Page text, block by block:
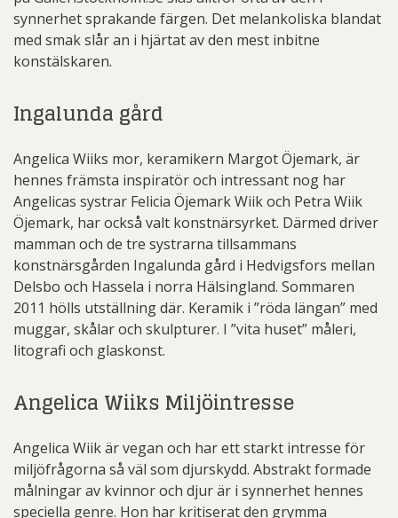
synnerhet sprakande färgen. Det melankoliska blandat
med smak slår an i hjärtat av den mest inbitne
konstälskaren.
Ingalunda gård
Angelica Wiiks mor, keramikern Margot Öjemark, är
hennes främsta inspiratör och intressant nog har
Angelicas systrar Felicia Öjemark Wiik och Petra Wiik
Öjemark, har också valt konstnärsyrket. Därmed driver
mamman och de tre systrarna tillsammans
konstnärsgården Ingalunda gård i Hedvigsfors mellan
Delsbo och Hassela i norra Hälsingland. Sommaren
2011 hölls utställning där. Keramik i ”röda längan” med
muggar, skålar och skulpturer. I ”vita huset” måleri,
litografi och glaskonst.
Angelica Wiiks Miljöintresse
Angelica Wiik är vegan och har ett starkt intresse för
miljöfrågorna så väl som djurskydd. Abstrakt formade
målningar av kvinnor och djur är i synnerhet hennes
speciella genre. Hon har kritiserat den grymma